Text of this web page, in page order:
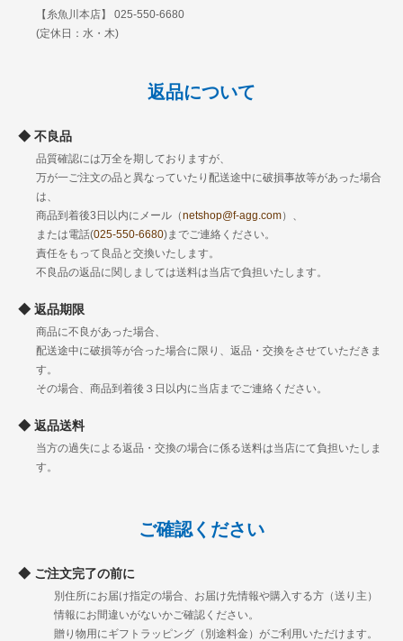
【糸魚川本店】 025-550-6680
(定休日：水・木)
返品について
不良品
品質確認には万全を期しておりますが、
万が一ご注文の品と異なっていたり配送途中に破損事故等があった場合
は、
商品到着後3日以内にメール（netshop@f-agg.com）、
または電話(025-550-6680)までご連絡ください。
責任をもって良品と交換いたします。
不良品の返品に関しましては送料は当店で負担いたします。
返品期限
商品に不良があった場合、
配送途中に破損等が合った場合に限り、返品・交換をさせていただきま
す。
その場合、商品到着後３日以内に当店までご連絡ください。
返品送料
当方の過失による返品・交換の場合に係る送料は当店にて負担いたしま
す。
ご確認ください
ご注文完了の前に
別住所にお届け指定の場合、お届け先情報や購入する方（送り主）
情報にお間違いがないかご確認ください。
贈り物用にギフトラッピング（別途料金）がご利用いただけます。